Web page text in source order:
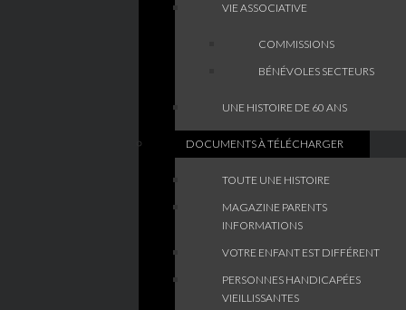
VIE ASSOCIATIVE
COMMISSIONS
BÉNÉVOLES SECTEURS
UNE HISTOIRE DE 60 ANS
DOCUMENTS À TÉLÉCHARGER
TOUTE UNE HISTOIRE
MAGAZINE PARENTS
INFORMATIONS
VOTRE ENFANT EST DIFFÉRENT
PERSONNES HANDICAPÉES
VIEILLISSANTES